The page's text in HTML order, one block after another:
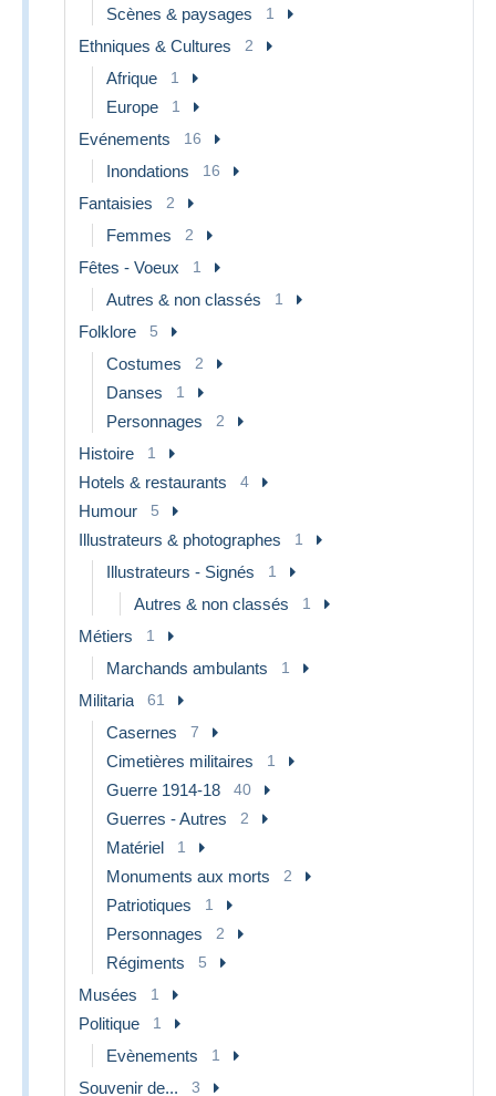
Scènes & paysages 1
Ethniques & Cultures 2
Afrique 1
Europe 1
Evénements 16
Inondations 16
Fantaisies 2
Femmes 2
Fêtes - Voeux 1
Autres & non classés 1
Folklore 5
Costumes 2
Danses 1
Personnages 2
Histoire 1
Hotels & restaurants 4
Humour 5
Illustrateurs & photographes 1
Illustrateurs - Signés 1
Autres & non classés 1
Métiers 1
Marchands ambulants 1
Militaria 61
Casernes 7
Cimetières militaires 1
Guerre 1914-18 40
Guerres - Autres 2
Matériel 1
Monuments aux morts 2
Patriotiques 1
Personnages 2
Régiments 5
Musées 1
Politique 1
Evènements 1
Souvenir de... 3